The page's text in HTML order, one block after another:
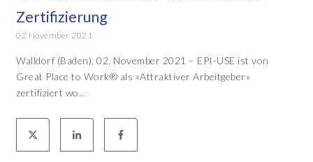
Zertifizierung
02 November 2021
Walldorf (Baden), 02. November 2021 – EPI-USE ist von
Great Place to Work® als «Attraktiver Arbeitgeber»
zertifiziert wo...